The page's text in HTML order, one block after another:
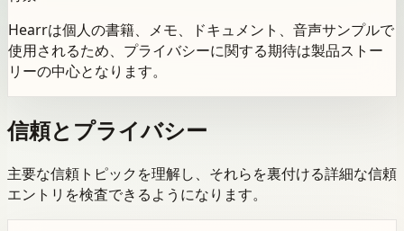
Hearrは個人の書籍、メモ、ドキュメント、音声サンプルで
使用されるため、プライバシーに関する期待は製品ストー
リーの中心となります。
信頼とプライバシー
主要な信頼トピックを理解し、それらを裏付ける詳細な信頼
エントリを検査できるようになります。